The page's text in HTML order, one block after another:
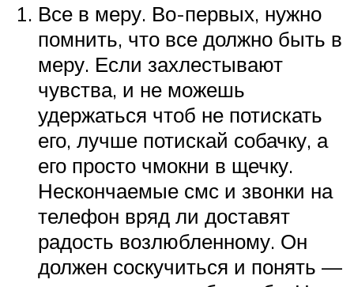
Все в меру. Во-первых, нужно
помнить, что все должно быть в
меру. Если захлестывают
чувства, и не можешь
удержаться чтоб не потискать
его, лучше потискай собачку, а
его просто чмокни в щечку.
Нескончаемые смс и звонки на
телефон вряд ли доставят
радость возлюбленному. Он
должен соскучиться и понять —